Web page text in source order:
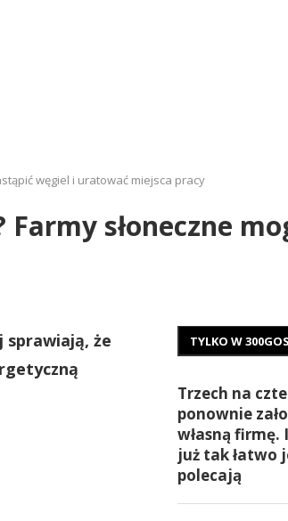
węgiel i uratować miejsca pracy
słoneczne
sprawiają, że
TYLKO W
Trzech na
ponownie
własną firmę.
już tak łatwo
polecają